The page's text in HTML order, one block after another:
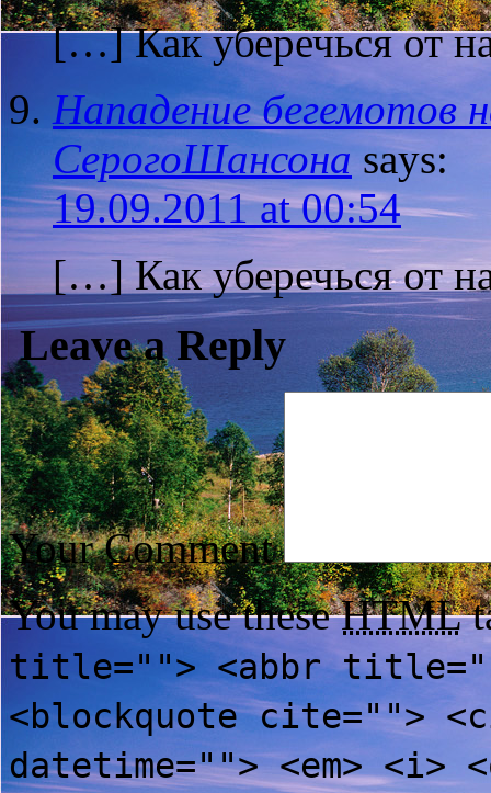
[…] Как уберечься от
Нападение бегемотов
СерогоШансона says:
19.09.2011 at 00:54
[…] Как уберечься от
Leave a Reply
Your Comment
You may use theseHTML
title=""> <abbr
<blockquote cite="">
datetime=""> <em>